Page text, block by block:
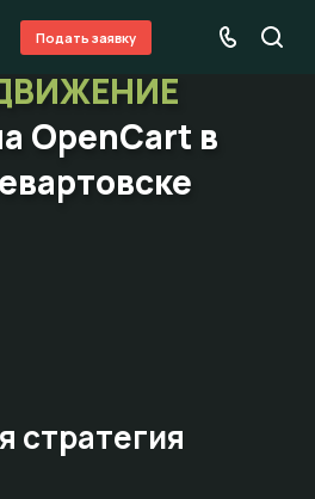
Подать заявку
OpenCart в
стратегия